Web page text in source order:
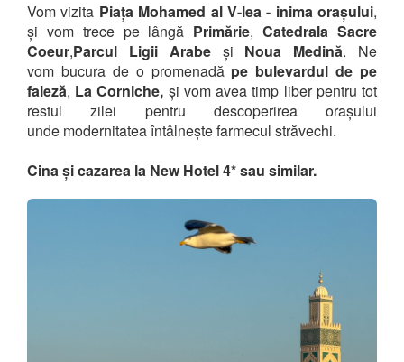
Vom vizita Piața Mohamed al V-lea - inima orașului,
și vom trece pe lângă Primărie,Catedrala Sacre
Coeur,Parcul Ligii Arabeși Noua Medină. Ne
vom bucura de o promenadăpe bulevardul de pe
faleză, La Corniche, și vom avea timp liber pentru tot
restul zilei pentru descoperirea orașului
unde modernitatea întâlnește farmecul străvechi.
Cina și cazarea la New Hotel 4* sau similar.